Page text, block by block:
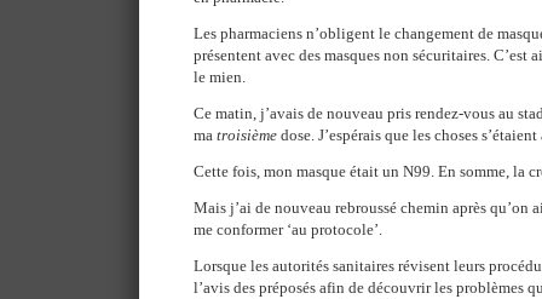
Les pharmaciens n’obligent le changement de
présentent avec des masques non sécuritaires. C’est
le mien.
Ce matin, j’avais de nouveau pris rendez-vous au
ma troisième dose. J’espérais que les choses
Cette fois, mon masque était un N99. En somme, la
Mais j’ai de nouveau rebroussé chemin après qu’on
me conformer ‘au protocole’.
Lorsque les autorités sanitaires révisent leurs
l’avis des préposés afin de découvrir les problèmes